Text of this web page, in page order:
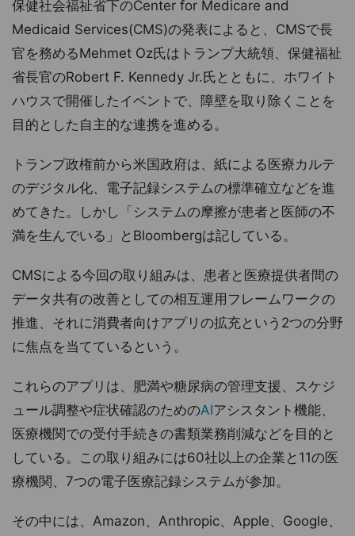
保健社会福祉省下のCenter for Medicare and
Medicaid Services(CMS)の発表によると、CMSで長
官を務めるMehmet Oz氏はトランプ大統領、保健福祉
省長官のRobert F. Kennedy Jr.氏とともに、ホワイト
ハウスで開催したイベントで、障壁を取り除くことを
目的とした自主的な連携を進める。
トランプ政権前から米国政府は、紙による医療カルテ
のデジタル化、電子記録システムの標準確立などを進
めてきた。しかし「システムの摩擦が患者と医師の不
満を生んでいる」とBloombergは記している。
CMSによる今回の取り組みは、患者と医療提供者間の
データ共有の改善としての相互運用フレームワークの
推進、それに消費者向けアプリの拡充という2つの分野
に焦点を当てているという。
これらのアプリは、肥満や糖尿病の管理支援、スケジ
ュール調整や症状確認のためのAIアシスタント機能、
医療機関での受付手続きの書類業務削減などを目的と
している。この取り組みには60社以上の企業と11の医
療機関、7つの電子医療記録システムが参加。
その中には、Amazon、Anthropic、Apple、Google、